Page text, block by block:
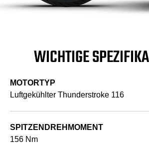
WICHTIGE
MOTORTYP
Luftgekühlter Thunderstroke 116
SPITZENDREHMOMENT
156 Nm